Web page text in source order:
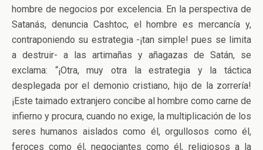
hombre de negocios por excelencia. En la perspectiva de
Satanás, denuncia Cashtoc, el hombre es mercancía y,
contraponiendo su estrategia -¡tan simple! pues se limita
a destruir- a las artimañas y añagazas de Satán, se
exclama: “¡Otra, muy otra la estrategia y la táctica
desplegada por el demonio cristiano, hijo de la zorrería!
¡Este taimado extranjero concibe al hombre como carne de
infierno y procura, cuando no exige, la multiplicación de los
seres humanos aislados como él, orgullosos como él,
feroces como él, negociantes como él, religiosos a la